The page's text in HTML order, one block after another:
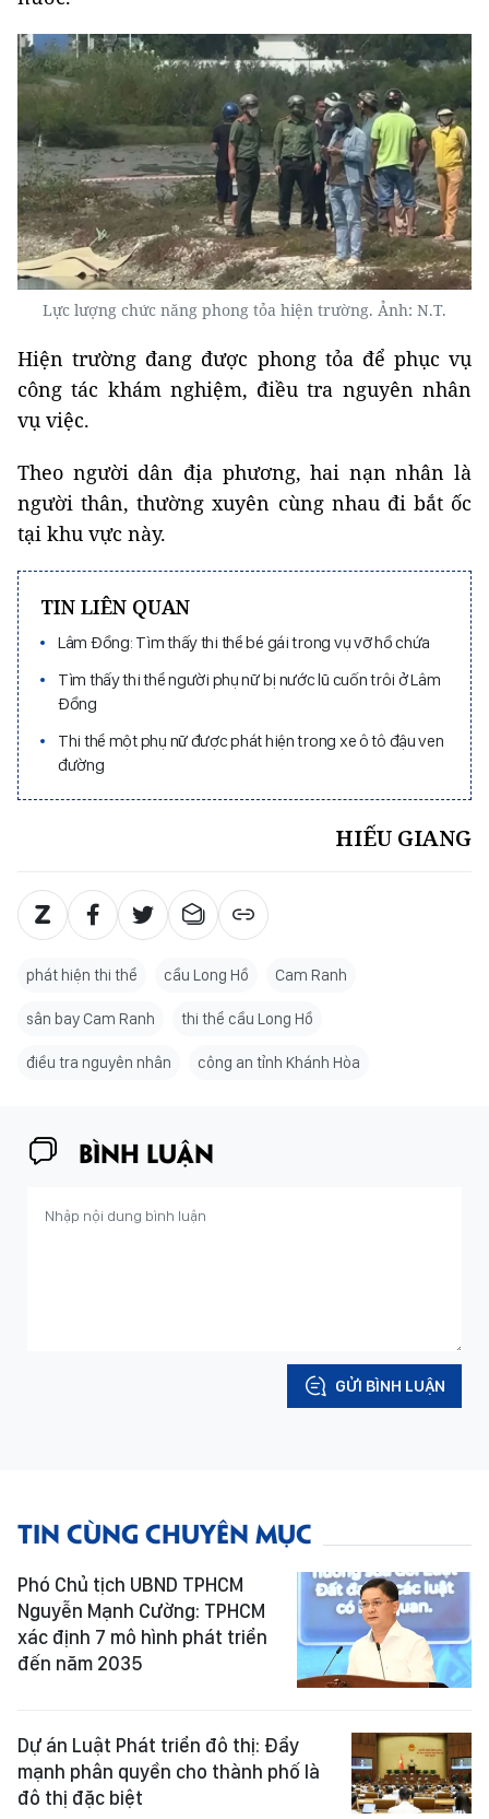
Lực lượng chức năng phong tỏa hiện trường. Ảnh: N.T.
Hiện trường đang được phong tỏa để phục vụ
công tác khám nghiệm, điều tra nguyên nhân
vụ việc.
Theo người dân địa phương, hai nạn nhân là
người thân, thường xuyên cùng nhau đi bắt ốc
tại khu vực này.
TIN LIÊN QUAN
Lâm Đồng: Tìm thấy thi thể bé gái trong vụ vỡ hồ chứa
Tìm thấy thi thể người phụ nữ bị nước lũ cuốn trôi ở Lâm
Đồng
Thi thể một phụ nữ được phát hiện trong xe ô tô đậu ven
đường
HIẾU GIANG
phát hiện thi thể cầu Long Hồ Cam Ranh
sân bay Cam Ranh thi thể cầu Long Hồ
điều tra nguyên nhân công an tỉnh Khánh Hòa
BÌNH LUẬN
GỬI BÌNH LUẬN
TIN CÙNG CHUYÊN MỤC
Phó Chủ tịch UBND TPHCM
Nguyễn Mạnh Cường: TPHCM
xác định 7 mô hình phát triển
đến năm 2035
Dự án Luật Phát triển đô thị: Đẩy
mạnh phân quyền cho thành phố là
đô thị đặc biệt